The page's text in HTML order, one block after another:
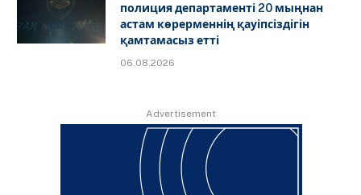
полиция департаменті 20 мыңнан
астам көрерменнің қауіпсіздігін
қамтамасыз етті
06.08.2026
Advertisement